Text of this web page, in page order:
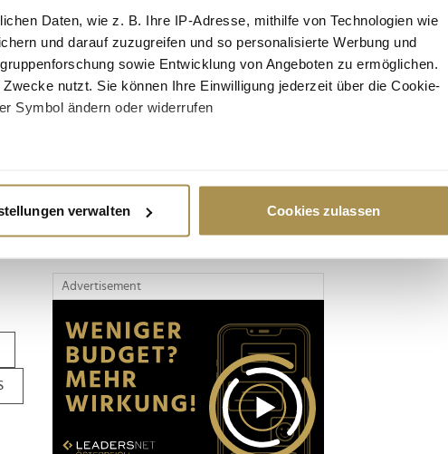
Daten, wie z. B. Ihre IP-Adresse, mithilfe von Technologien wie
und darauf zuzugreifen und so personalisierte Werbung und
sowie Entwicklung von Angeboten zu ermöglichen.
nutzt. Sie können Ihre Einwilligung jederzeit über die Cookie-
Symbol ändern oder widerrufen
verarbeitet werden, und legen Sie Ihre Präferenzen im
personalisieren, Funktionen für soziale Medien anbieten zu können
und Analysen weiter. Unsere Partner führen diese Informationen
ihnen bereitgestellt haben oder die sie im Rahmen Ihrer Nutzung
verwalten Cookies zulassen
Advertisement
Advertisement